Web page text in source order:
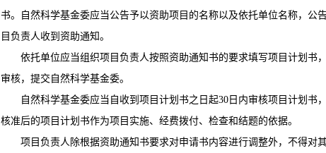
书。自然科学基金委应当公告予以资助项目的名称以及依托单位名称，公
目负责人收到资助通知。
依托单位应当组织项目负责人按照资助通知书的要求填写项目计划书
审核，提交自然科学基金委。
自然科学基金委应当自收到项目计划书之日起30日内审核项目计划书
核准后的项目计划书作为项目实施、经费拨付、检查和结题的依据。
项目负责人除根据资助通知书要求对申请书内容进行调整外，不得对